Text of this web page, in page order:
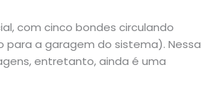
com cinco bondes circulando
para a garagem do sistema). Nessa
entretanto, ainda é uma